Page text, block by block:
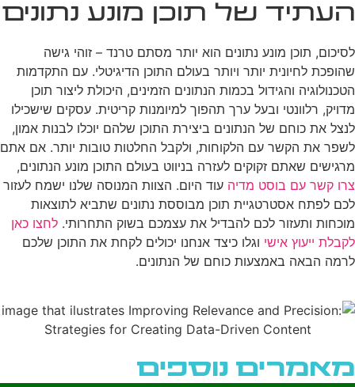
העתיד של תוכן מונע נתונים
לסיכום, תוכן מונע נתונים הוא יותר מסתם טרנד – זוהי גישה
שהופכת לחיונית יותר ויותר בעולם התוכן הדיגיטלי. עם התקדמות
הטכנולוגיה והגידול בכמות הנתונים הזמינים, היכולת ליצור תוכן
מדויק, רלוונטי ובעל ערך תהפוך למיומנות קריטית. עסקים שישכילו
לנצל את כוחם של הנתונים ביצירת התוכן שלהם יוכלו לבנות אמון,
לשפר את הקשר עם הלקוחות, ולקבל החלטות טובות יותר. אם אתם
מרגישים שאתם זקוקים לעזרה בניווט בעולם התוכן מונע הנתונים,
צרו קשר עם בוסט מדיה עוד היום. הצוות המנוסה שלנו ישמח לעזור
לכם לפתח אסטרטגיית תוכן מבוססת נתונים שתביא לתוצאות
מוכחות ותעזור לכם להבדיל את עצמכם בשוק התחרותי. לחצו כאן
לקבלת ייעוץ אישי וגלו כיצד אנחנו יכולים לקחת את התוכן שלכם
לרמה הבאה באמצעות כוחם של הנתונים.
מאמרים נוספים